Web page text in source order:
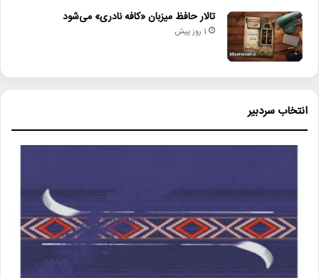
تالار حافظ میزبان «کافه نادری» می‌شود
1 روز پیش
انتخاب سردبیر